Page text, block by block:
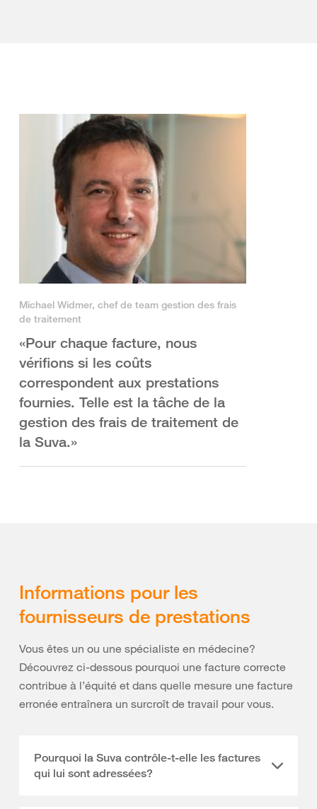
Michael Widmer, chef de team gestion des frais
de traitement
«Pour chaque facture, nous
vérifions si les coûts
correspondent aux prestations
fournies. Telle est la tâche de la
gestion des frais de traitement de
la Suva.»
Informations pour les
fournisseurs de prestations
Vous êtes un ou une spécialiste en médecine?
Découvrez ci-dessous pourquoi une facture correcte
contribue à l’équité et dans quelle mesure une facture
erronée entraînera un surcroît de travail pour vous.
Pourquoi la Suva contrôle-t-elle les factures
qui lui sont adressées?